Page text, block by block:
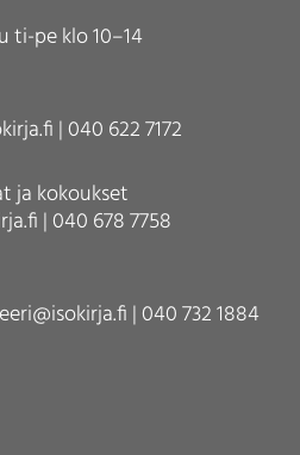
ti-pe klo 10–14
| 040 622 7172
ja kokoukset
| 040 678 7758
| 040 732 1884